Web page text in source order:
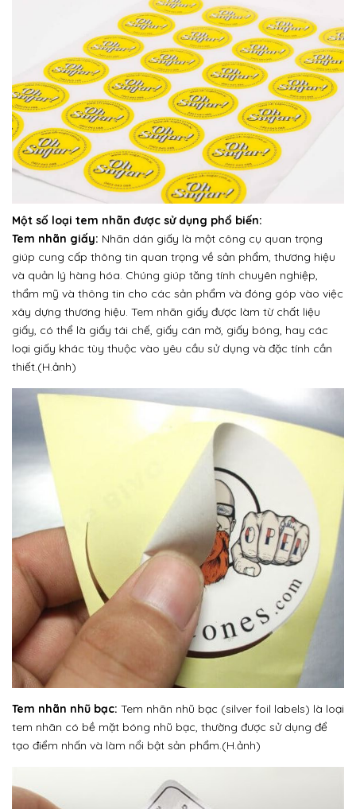
Một số loại tem nhãn được sử dụng phổ biến:
Tem nhãn giấy: Nhãn dán giấy là một công cụ quan trọng
giúp cung cấp thông tin quan trọng về sản phẩm, thương hiệu
và quản lý hàng hóa. Chúng giúp tăng tính chuyên nghiệp,
thẩm mỹ và thông tin cho các sản phẩm và đóng góp vào việc
xây dựng thương hiệu. Tem nhãn giấy được làm từ chất liệu
giấy, có thể là giấy tái chế, giấy cán mờ, giấy bóng, hay các
loại giấy khác tùy thuộc vào yêu cầu sử dụng và đặc tính cần
thiết.(H.ảnh)
Tem nhãn nhũ bạc: Tem nhãn nhũ bạc (silver foil labels) là loại
tem nhãn có bề mặt bóng nhũ bạc, thường được sử dụng để
tạo điểm nhấn và làm nổi bật sản phẩm.(H.ảnh)